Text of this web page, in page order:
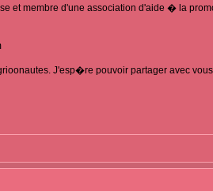
et membre d'une association d'aide � la
J'esp�re pouvoir partager avec